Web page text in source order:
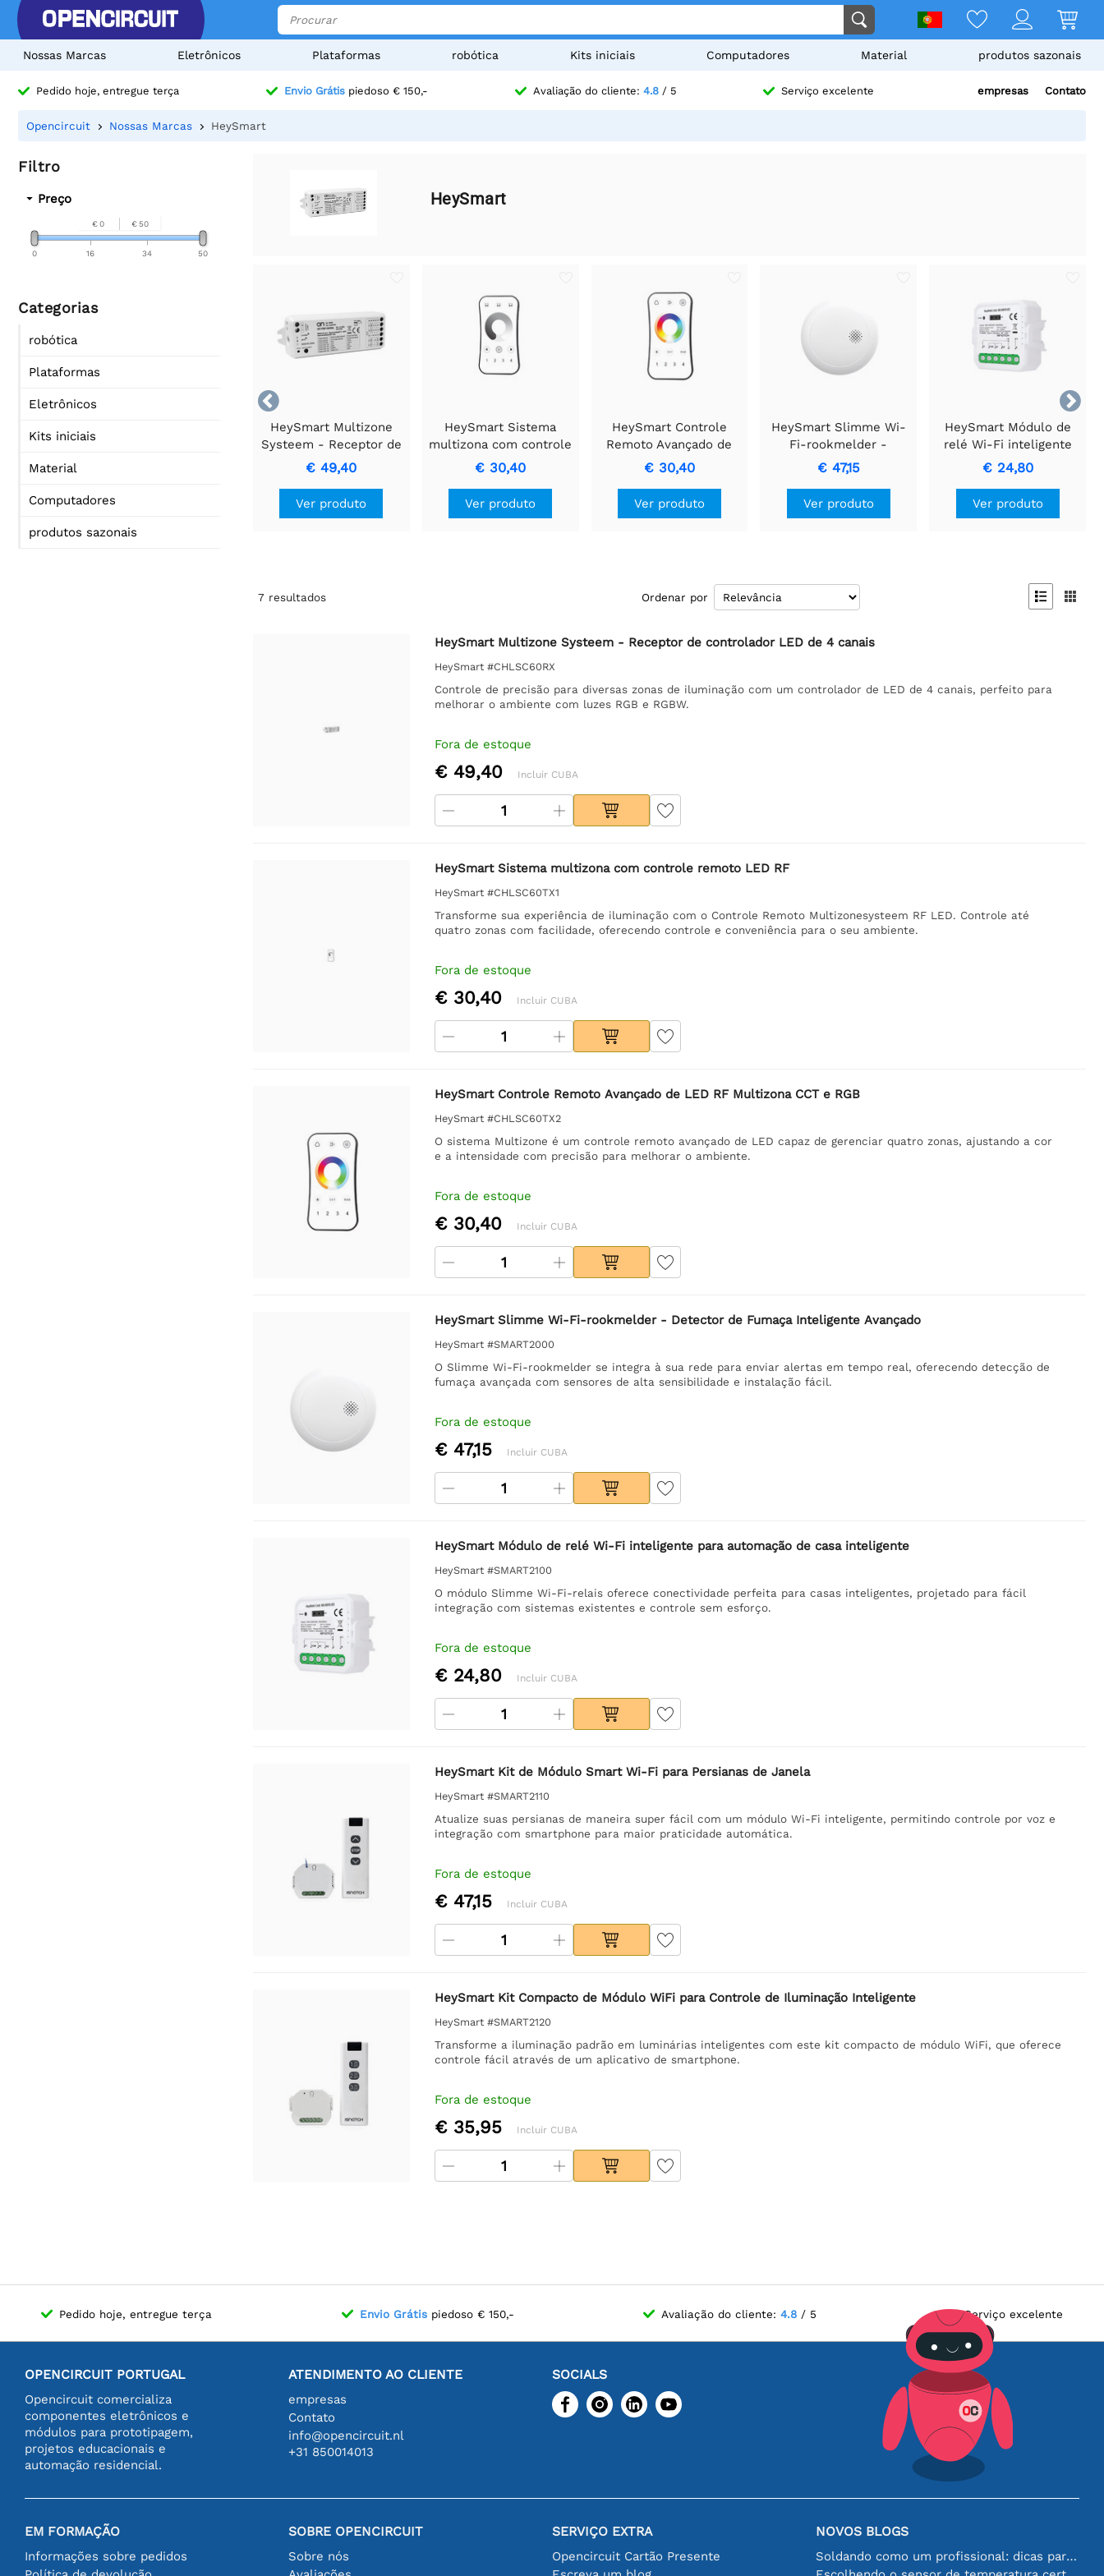
Nossas Marcas Eletrônicos Plataformas robótica Kits iniciais Computadores Material produtos sazonais
Pedido hoje, entregue terça Envio Grátispiedoso € 150,- Avaliação do cliente: 4.8/ 5 Serviço excelente empresas Contato
Opencircuit Nossas Marcas HeySmart
Filtro
Preço
€ 0 € 50
0 50
16 34
Categorias
robótica
Plataformas
Eletrônicos
Kits iniciais
Material
Computadores
produtos sazonais
HeySmart


HeySmart Multizone
Systeem - Receptor de
controlador LED de 4
canais
€ 49,40
Ver produto
HeySmart Sistema
multizona com controle
remoto LED RF
€ 30,40
Ver produto
HeySmart Controle
Remoto Avançado de
LED RF Multizona CCT e
RGB
€ 30,40
Ver produto
HeySmart Slimme Wi-
Fi-rookmelder -
Detector de Fumaça
Inteligente Avançado
€ 47,15
Ver produto
HeySmart Módulo de
relé Wi-Fi inteligente
para automação de casa
inteligente
€ 24,80
Ver produto
7 resultados Ordenar por  
HeySmart Multizone Systeem - Receptor de controlador LED de 4 canais
HeySmart #CHLSC60RX
Controle de precisão para diversas zonas de iluminação com um controlador de LED de 4 canais, perfeito para
melhorar o ambiente com luzes RGB e RGBW.
Fora de estoque
€ 49,40 Incluir CUBA
HeySmart Sistema multizona com controle remoto LED RF
HeySmart #CHLSC60TX1
Transforme sua experiência de iluminação com o Controle Remoto Multizonesysteem RF LED. Controle até
quatro zonas com facilidade, oferecendo controle e conveniência para o seu ambiente.
Fora de estoque
€ 30,40 Incluir CUBA
HeySmart Controle Remoto Avançado de LED RF Multizona CCT e RGB
HeySmart #CHLSC60TX2
O sistema Multizone é um controle remoto avançado de LED capaz de gerenciar quatro zonas, ajustando a cor
e a intensidade com precisão para melhorar o ambiente.
Fora de estoque
€ 30,40 Incluir CUBA
HeySmart Slimme Wi-Fi-rookmelder - Detector de Fumaça Inteligente Avançado
HeySmart #SMART2000
O Slimme Wi-Fi-rookmelder se integra à sua rede para enviar alertas em tempo real, oferecendo detecção de
fumaça avançada com sensores de alta sensibilidade e instalação fácil.
Fora de estoque
€ 47,15 Incluir CUBA
HeySmart Módulo de relé Wi-Fi inteligente para automação de casa inteligente
HeySmart #SMART2100
O módulo Slimme Wi-Fi-relais oferece conectividade perfeita para casas inteligentes, projetado para fácil
integração com sistemas existentes e controle sem esforço.
Fora de estoque
€ 24,80 Incluir CUBA
HeySmart Kit de Módulo Smart Wi-Fi para Persianas de Janela
HeySmart #SMART2110
Atualize suas persianas de maneira super fácil com um módulo Wi-Fi inteligente, permitindo controle por voz e
integração com smartphone para maior praticidade automática.
Fora de estoque
€ 47,15 Incluir CUBA
HeySmart Kit Compacto de Módulo WiFi para Controle de Iluminação Inteligente
HeySmart #SMART2120
Transforme a iluminação padrão em luminárias inteligentes com este kit compacto de módulo WiFi, que oferece
controle fácil através de um aplicativo de smartphone.
Fora de estoque
€ 35,95 Incluir CUBA
Pedido hoje, entregue terça Envio Grátispiedoso € 150,- Avaliação do cliente:4.8 / 5 Serviço excelente
OPENCIRCUIT PORTUGAL
Opencircuit comercializa
componentes eletrônicos e
módulos para prototipagem,
projetos educacionais e
automação residencial.
ATENDIMENTO AO CLIENTE
empresas
Contato
info@opencircuit.nl
+31 850014013
SOCIALS
EM FORMAÇÃO
Informações sobre pedidos
SOBRE OPENCIRCUIT
Sobre nós
SERVIÇO EXTRA
Opencircuit Cartão Presente
NOVOS BLOGS
Soldando como um profissional: dicas para conexões eletrônicas perfeitas